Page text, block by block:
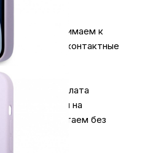
мы принимаем к
а также бесконтактные
лиц
Оплата
платежом на
(важно работаем без